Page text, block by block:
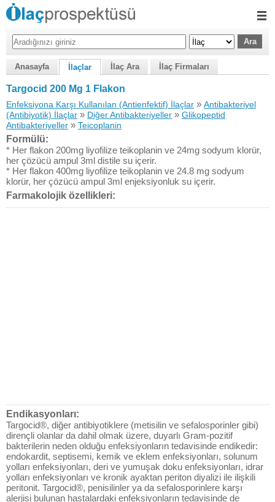
Anasayfa İlaçlar İlaç Ara İlaç Firmaları
Targocid 200 Mg 1 Flakon
Enfeksiyona Karşı Kullanılan (Antienfektif) İlaçlar » Antibakteriyel
(Antibiyotik) İlaçlar » Diğer Antibakteriyeller » Glikopeptid
Antibakteriyeller » Teicoplanin
Formülü:
* Her flakon 200mg liyofilize teikoplanin ve 24mg sodyum klorür,
her çözücü ampul 3ml distile su içerir.
* Her flakon 400mg liyofilize teikoplanin ve 24.8 mg sodyum
klorür, her çözücü ampul 3ml enjeksiyonluk su içerir.
Farmakolojik özellikleri:
Endikasyonları:
Targocid®, diğer antibiyotiklere (metisilin ve sefalosporinler gibi)
dirençli olanlar da dahil olmak üzere, duyarlı Gram-pozitif
bakterilerin neden olduğu enfeksiyonların tedavisinde endikedir:
endokardit, septisemi, kemik ve eklem enfeksiyonları, solunum
yolları enfeksiyonları, deri ve yumuşak doku enfeksiyonları, idrar
yolları enfeksiyonları ve kronik ayaktan periton diyalizi ile ilişkili
peritonit. Targocid®, penisilinler ya da sefalosporinlere karşı
alerjisi bulunan hastalardaki enfeksiyonların tedavisinde de